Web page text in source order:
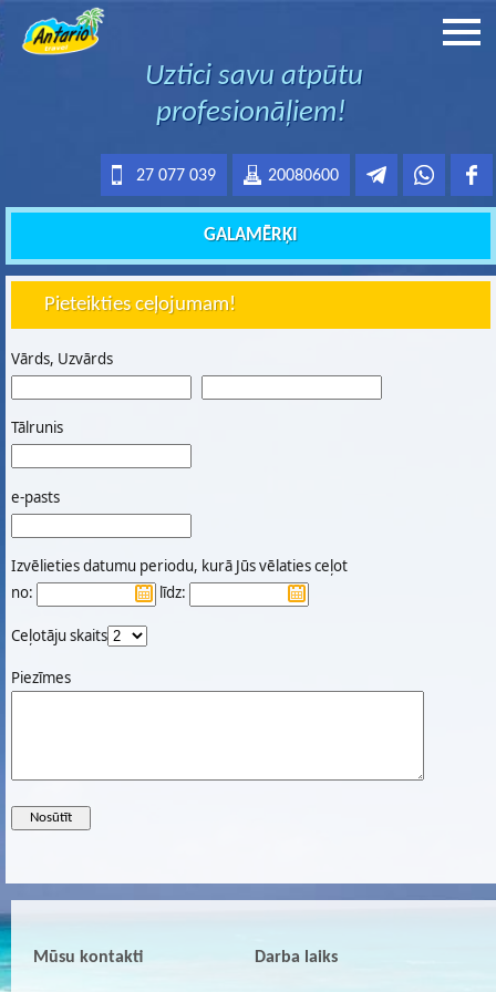
Uztici savu atpūtu
profesionāļiem!
20080600
27 077 039
GALAMĒRĶI
Pieteikties ceļojumam!
Vārds, Uzvārds
Tālrunis
e-pasts
Izvēlieties datumu periodu, kurā Jūs vēlaties ceļot
no:
līdz:
Ceļotāju skaits
Piezīmes
Mūsu kontakti Darba laiks